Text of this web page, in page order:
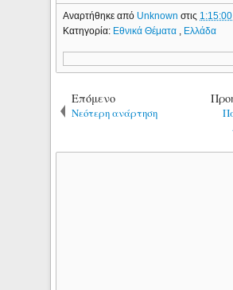
Αναρτήθηκε από Unknownστις 1:15:00
Κατηγορία: Εθνικά Θέματα Ελλάδα
Επόμενο
Νεότερη ανάρτηση